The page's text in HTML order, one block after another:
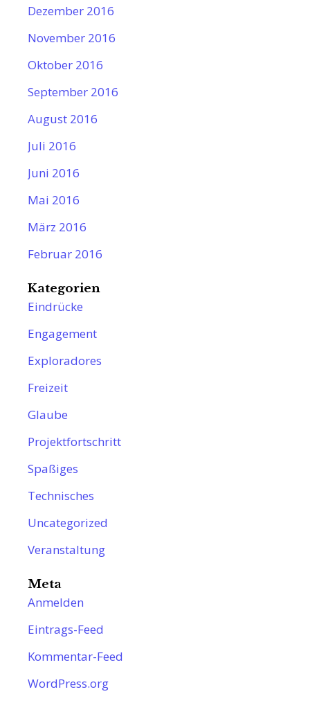
Dezember 2016
November 2016
Oktober 2016
September 2016
August 2016
Juli 2016
Juni 2016
Mai 2016
März 2016
Februar 2016
Kategorien
Eindrücke
Engagement
Exploradores
Freizeit
Glaube
Projektfortschritt
Spaßiges
Technisches
Uncategorized
Veranstaltung
Meta
Anmelden
Eintrags-Feed
Kommentar-Feed
WordPress.org